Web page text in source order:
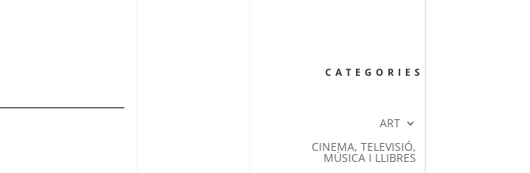
CATEGORIES
ART
CINEMA, TELEVISIÓ,
MÚSICA I LLIBRES